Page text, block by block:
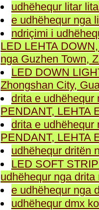
udhëhequr litar
e udhëhequr nga
ndriçimi i
LED LEHTA
nga Guzhen Town,
LED DOWN
Zhongshan City,
drita e udhëhequr
PENDANT, LEHTA
drita e udhëhequr
PENDANT, LEHTA
udhëhequr dritën
LED SOFT
udhëhequr nga
e udhëhequr nga
udhëhequr dmx